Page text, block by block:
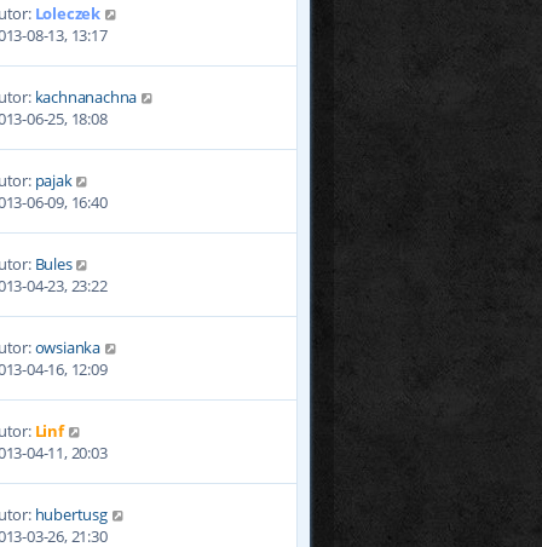
Loleczek
08-13, 13:17
kachnanachna
06-25, 18:08
pajak
06-09, 16:40
Bules
04-23, 23:22
owsianka
04-16, 12:09
Linf
04-11, 20:03
hubertusg
03-26, 21:30